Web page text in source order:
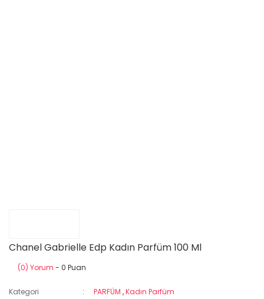
Chanel Gabrielle Edp Kadın Parfüm 100 Ml
(0) Yorum - 0 Puan
Kategori PARFÜM ,Kadın Parfüm